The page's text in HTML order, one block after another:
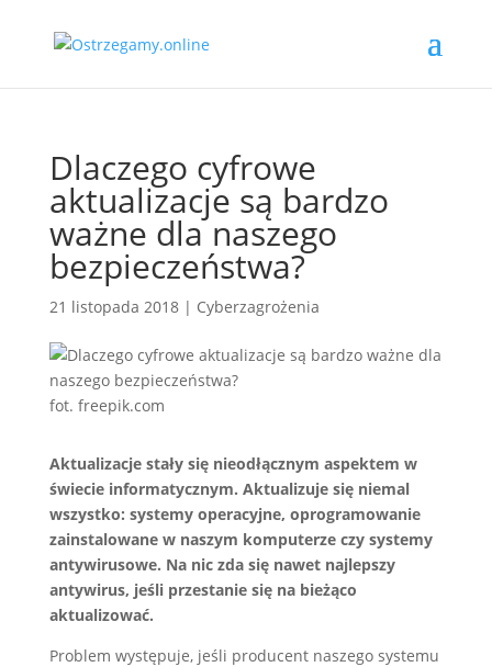
Dlaczego cyfrowe
aktualizacje są bardzo
ważne dla naszego
bezpieczeństwa?
21 listopada 2018| Cyberzagrożenia
fot. freepik.com
Aktualizacje stały się nieodłącznym aspektem w
świecie informatycznym. Aktualizuje się niemal
wszystko: systemy operacyjne, oprogramowanie
zainstalowane w naszym komputerze czy systemy
antywirusowe. Na nic zda się nawet najlepszy
antywirus, jeśli przestanie się na bieżąco
aktualizować.
Problem występuje, jeśli producent naszego systemu